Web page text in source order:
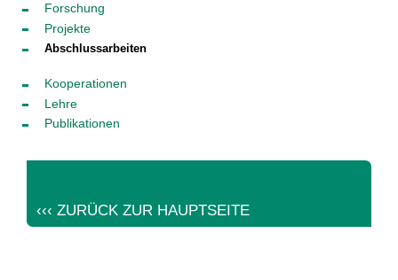
Forschung
Projekte
Abschlussarbeiten
Kooperationen
Lehre
Publikationen
‹‹‹ ZURÜCK ZUR HAUPTSEITE